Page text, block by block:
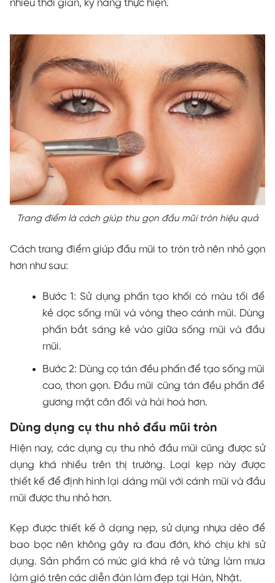
nhiều thời gian, kỹ năng thực hiện.
Trang điểm là cách giúp thu gọn đầu mũi tròn hiệu quả
Cách trang điểm giúp đầu mũi to tròn trở nên nhỏ gọn
hơn như sau:
Bước 1: Sử dụng phấn tạo khối có màu tối để
kẻ dọc sống mũi và vòng theo cánh mũi. Dùng
phấn bắt sáng kẻ vào giữa sống mũi và đầu
mũi.
Bước 2: Dùng cọ tán đều phấn để tạo sống mũi
cao, thon gọn. Đầu mũi cũng tán đều phấn để
gương mặt cân đối và hài hoà hơn.
Dùng dụng cụ thu nhỏ đầu mũi tròn
Hiện nay, các dụng cụ thu nhỏ đầu mũi cũng được sử
dụng khá nhiều trên thị trường. Loại kẹp này được
thiết kế để định hình lại dáng mũi với cánh mũi và đầu
mũi được thu nhỏ hơn.
Kẹp được thiết kế ở dạng nẹp, sử dụng nhựa dẻo để
bao bọc nên không gây ra đau đớn, khó chịu khi sử
dụng. Sản phẩm có mức giá khá rẻ và từng làm mưa
làm gió trên các diễn đàn làm đẹp tại Hàn, Nhật.